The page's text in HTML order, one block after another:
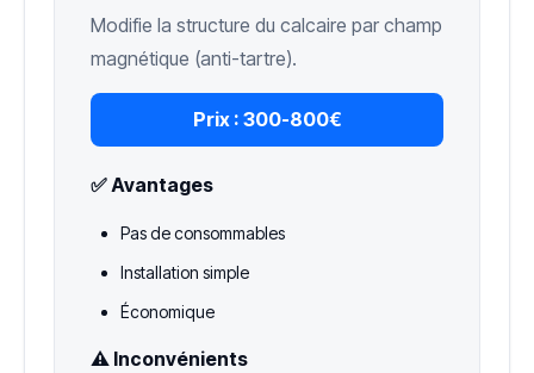
Modifie la structure du calcaire par champ
magnétique (anti-tartre).
Prix : 300-800€
✅ Avantages
Pas de consommables
Installation simple
Économique
⚠️ Inconvénients